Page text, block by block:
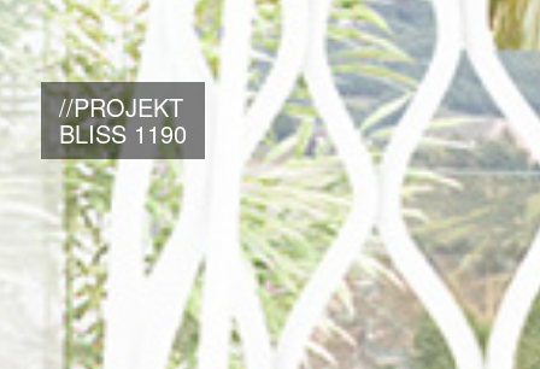
//PROJEKT
BLISS 1190